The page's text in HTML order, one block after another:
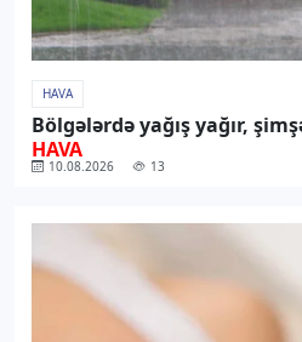
HAVA
Bölgələrdə yağış yağır,
HAVA
10.08.2026 13